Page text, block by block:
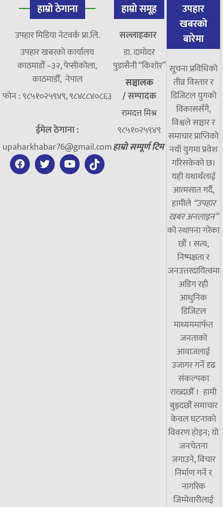
हाम्रो ठेगाना
उपहार मिडिया नेटवर्क प्रा.लि.
उपहार खबरको कार्यालय
काठमाडौं –३२, पेप्सीकोला,
काठमाडौँ, नेपाल
फोन : ९८५१०२५९४९, ९८४८८४०८६३
ईमेल ठेगाना :
upaharkhabar76@gmail.com
हाम्रो समूह
सल्लाहकार
डा. दामाेदर
पुडासैनी “किशाेर”
सञ्चालक
/सम्पादक
रामदत्त मिश्र
९८५१०२५९४९
हाम्रो सम्पूर्ण टिम
उपहार
खबरको
बारेमा
सूचना प्रविधिको
तीव्र विस्तार र
डिजिटल युगको
विकाससँगै,
विश्वले सञ्चार र
समाचार प्राप्तिको
नयाँ युगमा प्रवेश
गरिसकेको छ।
यही यथार्थलाई
आत्मसात गर्दै,
हामीले “उपहार
खबर अनलाइन”
को स्थापना गरेका
छौं । सत्य,
निष्पक्षता र
जनउत्तरदायित्वमा
अडिग रही
आधुनिक
डिजिटल
माध्यममार्फत
जनताको
आवाजलाई
उजागर गर्ने दृढ
संकल्पका
राख्दछौँ । हामी
बुझ्दछौं समाचार
केवल घटनाको
विवरण होइन; यो
जनचेतना
जगाउने, विचार
निर्माण गर्ने र
नागरिक
जिम्मेवारीलाई